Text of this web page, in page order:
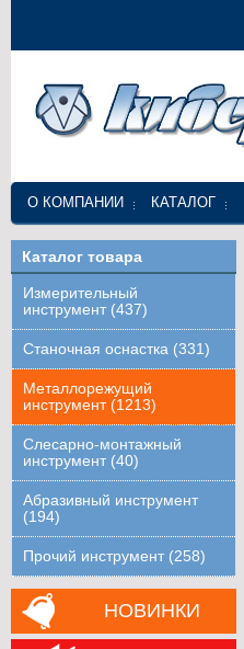
О КОМПАНИИ КАТАЛОГ
Каталог товара
Измерительный
инструмент (437)
Станочная оснастка (331)
Металлорежущий
инструмент (1213)
Слесарно-монтажный
инструмент (40)
Абразивный инструмент
(194)
Прочий инструмент (258)
НОВИНКИ